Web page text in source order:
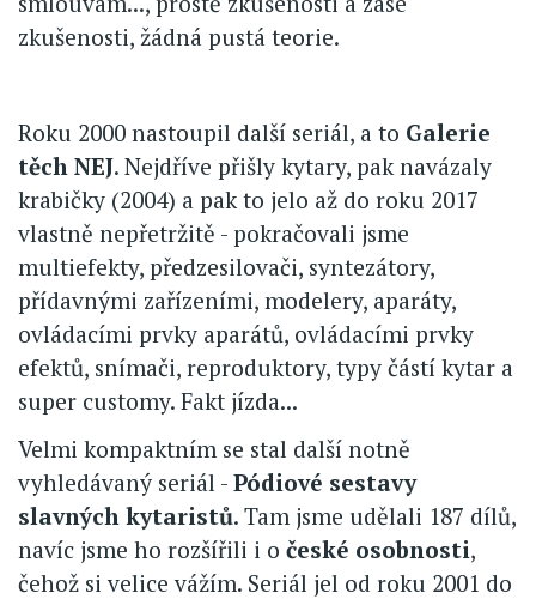
zkušenosti, žádná pustá teorie.
Roku 2000 nastoupil další seriál, a to Galerie
těch NEJ. Nejdříve přišly kytary, pak navázaly
krabičky (2004) a pak to jelo až do roku 2017
vlastně nepřetržitě - pokračovali jsme
multiefekty, předzesilovači, syntezátory,
přídavnými zařízeními, modelery, aparáty,
ovládacími prvky aparátů, ovládacími prvky
efektů, snímači, reproduktory, typy částí kytar a
super customy. Fakt jízda...
Velmi kompaktním se stal další notně
vyhledávaný seriál - Pódiové sestavy
slavných kytaristů. Tam jsme udělali 187 dílů,
navíc jsme ho rozšířili i o české osobnosti,
čehož si velice vážím. Seriál jel od roku 2001 do